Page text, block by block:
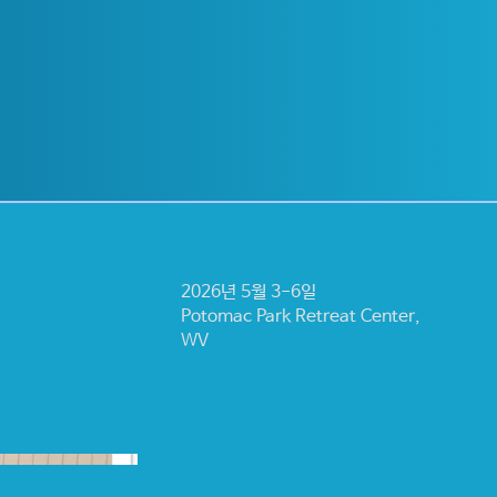
2026년 5월 3-6일
Potomac Park Retreat Center,
WV